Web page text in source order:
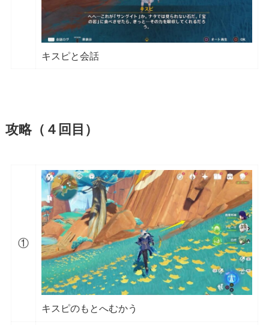
キスピと会話
攻略（４回目）
①
キスピのもとへむかう